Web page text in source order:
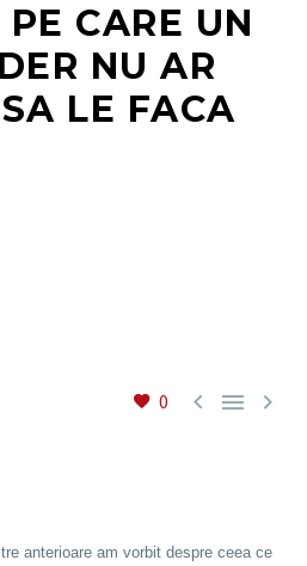
CARE UN
NU AR
LE FACA
0   
anterioare am vorbit despre ceea ce